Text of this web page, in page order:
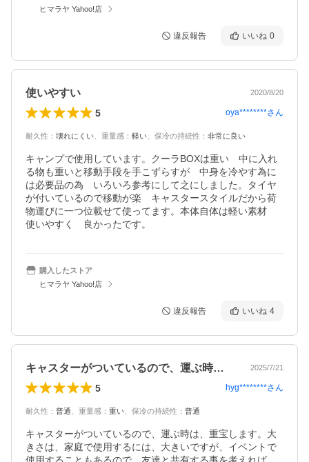
ヒマラヤ Yahoo!店
違反報告 いいね 0
使いやすい 2020/8/20
5 oya********さん
耐久性 ： 壊れにくい 重量感 ： 軽い 保冷の持続性 ： 非常に良い
キャンプで使用しています。クーラBOXは重い　中に入れ
る物も重いと移動手段を手こずらすが　中身を冷やす為に
は必要品の為　いろいろ参考にして之にしました。タイヤ
が付いているので移動が楽　キャスタースタイルだから荷
物運びに一つ位載せて使ってます。本体自体は軽い素材
使いやすく　良かったです。
購入したストア
ヒマラヤ Yahoo!店
違反報告 いいね 4
キャスターがついているので、運ぶ時は、… 2025/7/21
5 hyg********さん
耐久性 ： 普通 重量感 ： 重い 保冷の持続性 ： 普通
キャスターがついているので、運ぶ時は、重宝します。大
きさは、家庭で使用するには、大きいですが、イベントで